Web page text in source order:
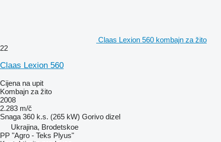
Claas Lexion 560 kombajn za žito
22
Claas Lexion 560
Cijena na upit
Kombajn za žito
2008
2.283 m/č
Snaga 360 k.s. (265 kW) Gorivo dizel
Ukrajina, Brodetskoe
PP "Agro - Teks Plyus"